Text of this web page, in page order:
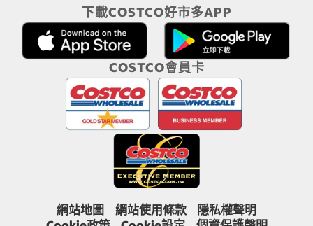
下載COSTCO好市多APP
COSTCO會員卡
網站地圖 網站使用條款
隱私權聲明